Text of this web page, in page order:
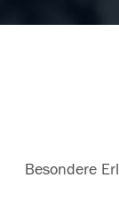
Besondere